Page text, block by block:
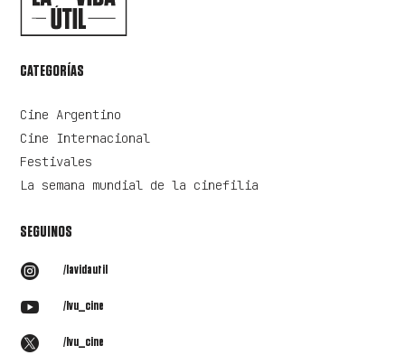
CATEGORÍAS
Cine Argentino
Cine Internacional
Festivales
La semana mundial de la cinefilia
SEGUINOS
 /lavidautil
 /lvu_cine
 /lvu_cine